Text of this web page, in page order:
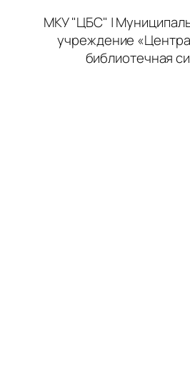
МКУ "ЦБС" |
учреждение
библиотечная